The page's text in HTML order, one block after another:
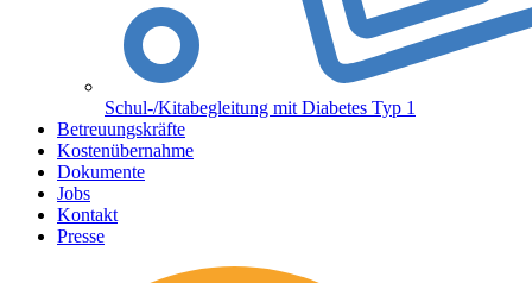
Schul-/Kitabegleitung mit Diabetes Typ 1
Betreuungskräfte
Kostenübernahme
Dokumente
Jobs
Kontakt
Presse